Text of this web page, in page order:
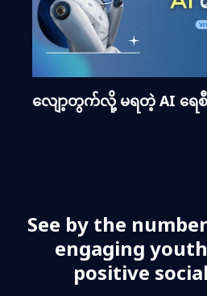
လျော့တွက်လို့ မရတဲ့ AI ရေစီ
See by the
engaging
positive